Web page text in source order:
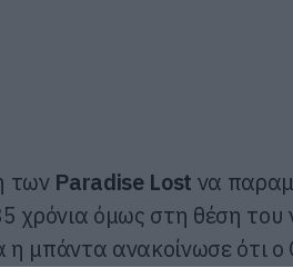
των Paradise Lost να
χρόνια όμως στη θέση του
η μπάντα ανακοίνωσε ότι ο